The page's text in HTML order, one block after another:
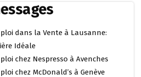
dans la Vente à Lausanne:
Idéale
chez Nespresso à Avenches
chez McDonald’s à Genève